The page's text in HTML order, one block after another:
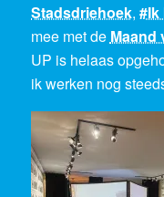
Stadsdriehoek, #Ik
mee met de Maand
UP is helaas
ik werken nog